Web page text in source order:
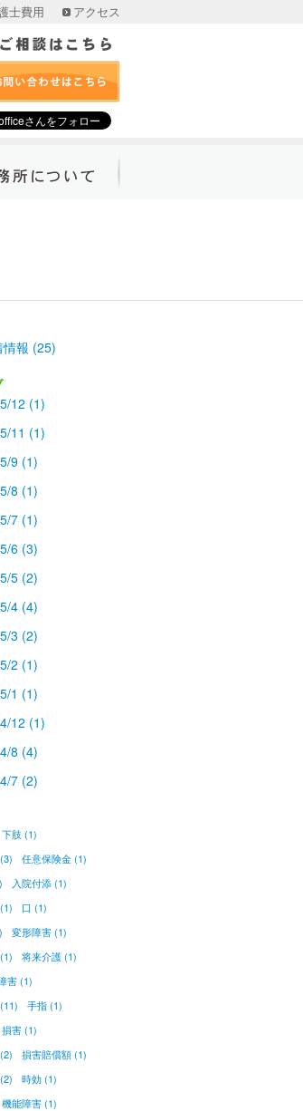
アクセス
士費用
弁護士紹介
情報 (25)
12 (1)
11 (1)
9 (1)
8 (1)
7 (1)
6 (3)
5 (2)
4 (4)
3 (2)
2 (1)
1 (1)
12 (1)
8 (4)
7 (2)
下肢 (1)
任意保険金 (1)
入院付添 (1)
口 (1)
変形障害 (1)
将来介護 (1)
害 (1)
手指 (1)
損害 (1)
損害賠償額 (1)
時効 (1)
機能障害 (1)